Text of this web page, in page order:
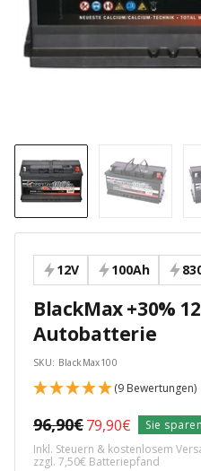
12V 100Ah
BlackMax +30%
Autobatterie
SKU: BlackMax100
(9 Bewertungen)
Angebotspreis
79,90€
Regulärer
Preis
96,90€
Sie
Inkl. Steuern & kostenlosem
zzgl. 7,50€ Batteriepfand